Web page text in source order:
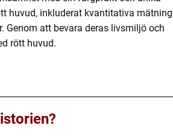
huvud, inkluderat kvantitativa
Genom att bevara deras livsmiljö och
rött huvud.